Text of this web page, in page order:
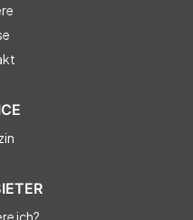
ich?